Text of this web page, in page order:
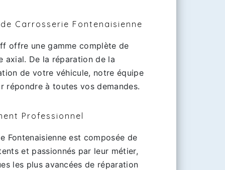
Carrosserie Fontenaisienne
offre une gamme complète de
axial. De la réparation de la
de votre véhicule, notre équipe
répondre à toutes vos demandes.
Professionnel
Fontenaisienne est composée de
et passionnés par leur métier,
les plus avancées de réparation